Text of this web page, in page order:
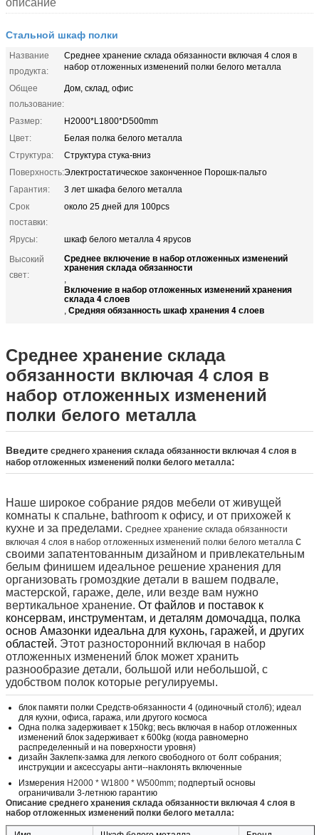
Стальной шкаф полки
Название
продукта:
Среднее хранение склада обязанности включая 4 слоя в
набор отложенных изменений полки белого металла
Общее
пользование:
Дом, склад, офис
Размер:
H2000*L1800*D500mm
Цвет:
Белая полка белого металла
Структура:
Структура стука-вниз
Поверхность:Электростатическое законченное Порошк-пальто
Гарантия:
3 лет шкафа белого металла
Срок
поставки:
около 25 дней для 100pcs
Ярусы:
шкаф белого металла 4 ярусов
Высокий
свет:
Среднее включение в набор отложенных изменений
хранения склада обязанности
,
Включение в набор отложенных изменений хранения
склада 4 слоев
, Средняя обязанность шкаф хранения 4 слоев
Среднее хранение склада
обязанности включая 4 слоя в
набор отложенных изменений
полки белого металла
Введите среднего хранения склада обязанности включая 4 слоя в
набор отложенных изменений полки белого металла:
Наше широкое собрание рядов мебели от живущей
комнаты к спальне, bathroom к офису, и от прихожей к
кухне и за пределами. Среднее хранение склада обязанности
включая 4 слоя в набор отложенных изменений полки белого металла с
своими запатентованным дизайном и привлекательным
белым финишем идеальное решение хранения для
организовать громоздкие детали в вашем подвале,
мастерской, гараже, деле, или везде вам нужно
вертикальное хранение. От файлов и поставок к
консервам, инструментам, и деталям домочадца, полка
основ Амазонки идеальна для кухонь, гаражей, и других
областей. Этот разносторонний включая в набор
отложенных изменений блок может хранить
разнообразие детали, большой или небольшой, с
удобством полок которые регулируемы.
блок памяти полки Средств-обязанности 4 (одиночный столб); идеал
для кухни, офиса, гаража, или другого космоса
Одна полка задерживает к 150kg; весь включая в набор отложенных
изменений блок задерживает к 600kg (когда равномерно
распределенный и на поверхности уровня)
дизайн Заклепк-замка для легкого свободного от болт собрания;
инструкции и аксессуары анти--наклонять включенные
Измерения H2000 * W1800 * W500mm; подпертый основы
ограничивали 3-летнюю гарантию
Описание среднего хранения склада обязанности включая 4 слоя в
набор отложенных изменений полки белого металла: